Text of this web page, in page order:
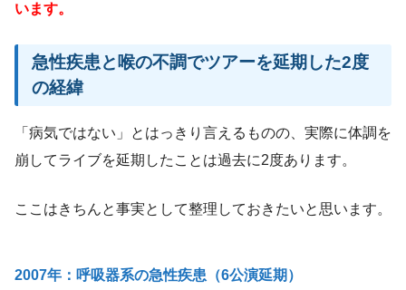
います。
急性疾患と喉の不調でツアーを延期した2度
の経緯
「病気ではない」とはっきり言えるものの、実際に体調を
崩してライブを延期したことは過去に2度あります。
ここはきちんと事実として整理しておきたいと思います。
2007年：呼吸器系の急性疾患（6公演延期）